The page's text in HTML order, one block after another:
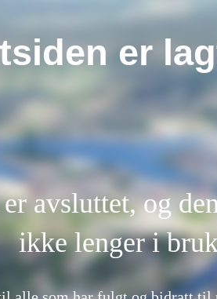
er
avsluttet, og
ikke lenger i